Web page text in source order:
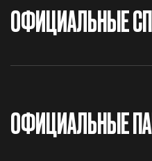
ОФИЦИАЛЬНЫЕ
ОФИЦИАЛЬНЫЕ